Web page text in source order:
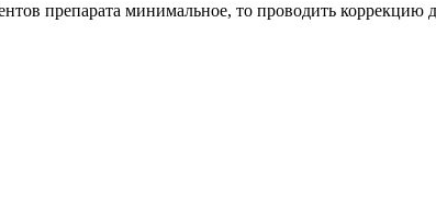
препарата минимальное, то проводить коррекцию